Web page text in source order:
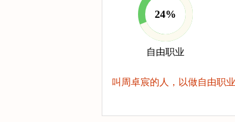
24%
自由职业
叫周卓宸的人，以做自由职